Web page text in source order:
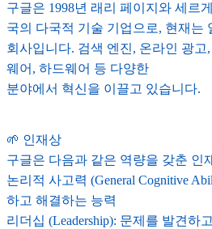
구글은 1998년 래리 페이지와 세르
국의 다국적 기술 기업으로, 현재는
회사입니다. 검색 엔진, 온라인 광고
웨어, 하드웨어 등 다양한
분야에서 혁신을 이끌고 있습니다.
🌱 인재상
구글은 다음과 같은 역량을 갖춘 인
논리적 사고력 (General Cognitive
하고 해결하는 능력
리더십 (Leadership): 문제를 발견하